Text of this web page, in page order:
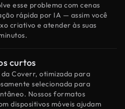
esse problema com cenas
rápida por IA — assim você
criativo e atender às suas
curtos
Coverr, otimizada para
selecionada para
Nossos formatos
dispositivos móveis ajudam